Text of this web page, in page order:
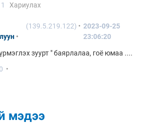
1 Хариулах
(139.5.219.122)
2023-09-25
23:06:20
зуурт " баярлалаа, гоё юмаа ....
0
мэдээ